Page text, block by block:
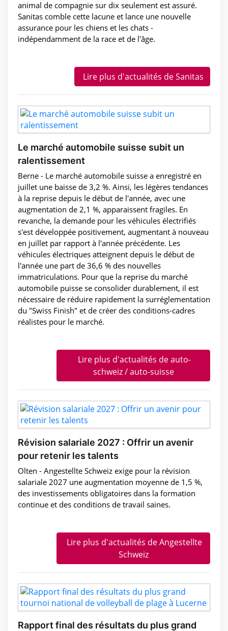
animal de compagnie sur dix seulement est assuré.
Sanitas comble cette lacune et lance une nouvelle
assurance pour les chiens et les chats -
indépendamment de la race et de l'âge.
Lire plus d'actualités de Sanitas
Le marché automobile suisse subit un
ralentissement
Berne - Le marché automobile suisse a enregistré en
juillet une baisse de 3,2 %. Ainsi, les légères tendances
à la reprise depuis le début de l'année, avec une
augmentation de 2,1 %, apparaissent fragiles. En
revanche, la demande pour les véhicules électrifiés
s'est développée positivement, augmentant à nouveau
en juillet par rapport à l'année précédente. Les
véhicules électriques atteignent depuis le début de
l'année une part de 36,6 % des nouvelles
immatriculations. Pour que la reprise du marché
automobile puisse se consolider durablement, il est
nécessaire de réduire rapidement la surréglementation
du "Swiss Finish" et de créer des conditions-cadres
réalistes pour le marché.
Lire plus d'actualités de auto-
schweiz / auto-suisse
Révision salariale 2027 : Offrir un avenir
pour retenir les talents
Olten - Angestellte Schweiz exige pour la révision
salariale 2027 une augmentation moyenne de 1,5 %,
des investissements obligatoires dans la formation
continue et des conditions de travail saines.
Lire plus d'actualités de Angestellte
Schweiz
Rapport final des résultats du plus grand